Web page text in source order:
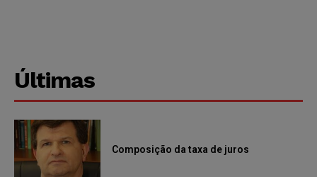
Últimas
Composição da taxa de juros